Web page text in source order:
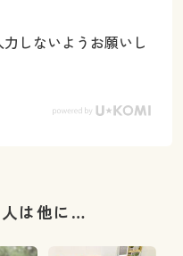
しないようお願いし
は他に…